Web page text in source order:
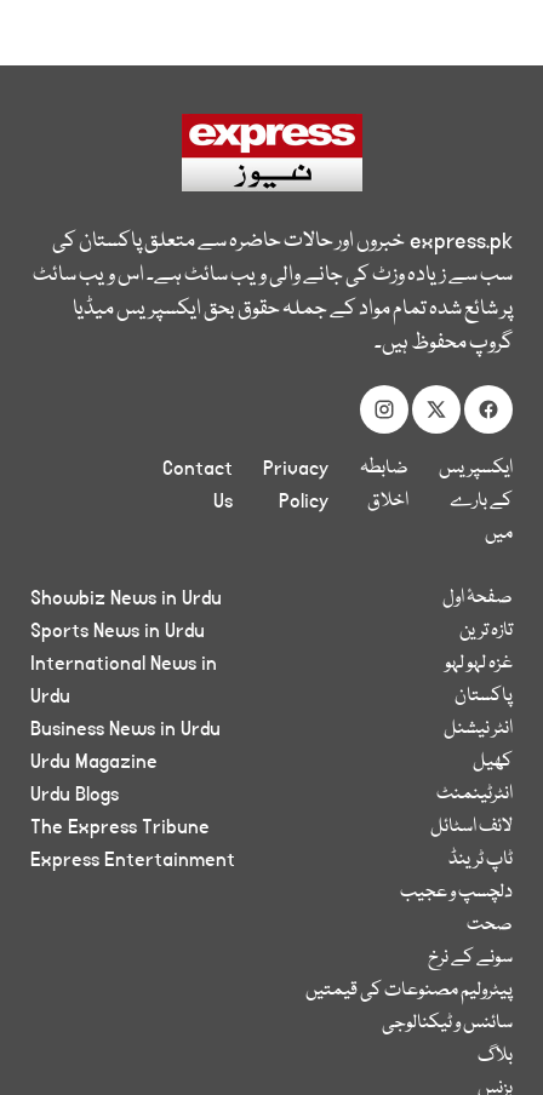
express.pkخبروں اور حالات حاضرہ سے متعلق پاکستان کی
سب سے زیادہ وزٹ کی جانے والی ویب سائٹ ہے۔ اس ویب سائٹ
پر شائع شدہ تمام مواد کے جملہ حقوق بحق ایکسپریس میڈیا
گروپ محفوظ ہیں۔
ایکسپریس
کے بارے
میں
ضابطہ
اخلاق
Privacy
Policy
Contact
Us
صفحۂ اول
تازہ ترین
غزہ لہو لہو
پاکستان
انٹر نیشنل
کھیل
انٹرٹینمنٹ
لائف اسٹائل
ٹاپ ٹرینڈ
دلچسپ و عجیب
صحت
سونے کے نرخ
پیٹرولیم مصنوعات کی قیمتیں
سائنس و ٹیکنالوجی
بلاگ
بزنس
Showbiz News in Urdu
Sports News in Urdu
International News in
Urdu
Business News in Urdu
Urdu Magazine
Urdu Blogs
The Express Tribune
Express Entertainment